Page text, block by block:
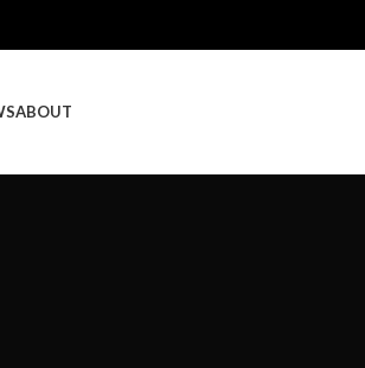
ABOUT